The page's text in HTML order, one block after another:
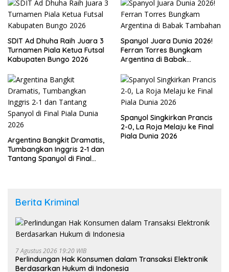
SDIT Ad Dhuha Raih Juara 3
Turnamen Piala Ketua Futsal
Kabupaten Bungo 2026
Spanyol Juara Dunia 2026!
Ferran Torres Bungkam
Argentina di Babak
Argentina Bangkit Dramatis,
Tumbangkan Inggris 2-1 dan
Tantang Spanyol di Final
Spanyol Singkirkan Prancis
2-0, La Roja Melaju ke Final
Piala Dunia 2026
Berita Kriminal
7 Agustus 2026 19:20 WIB
Perlindungan Hak Konsumen dalam Transaksi Elektronik
Berdasarkan Hukum di Indonesia